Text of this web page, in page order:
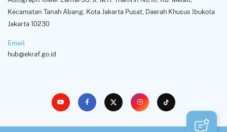
Kecamatan Tanah Abang, Kota Jakarta Pusat, Daerah Khusus Ibukota
Jakarta 10230
Email
hub@ekraf.go.id